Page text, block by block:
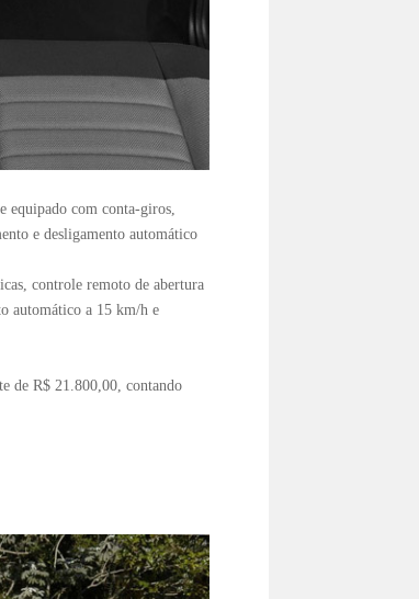
equipado com conta-giros,
e desligamento automático
controle remoto de abertura
automático a 15 km/h e
de R$ 21.800,00, contando